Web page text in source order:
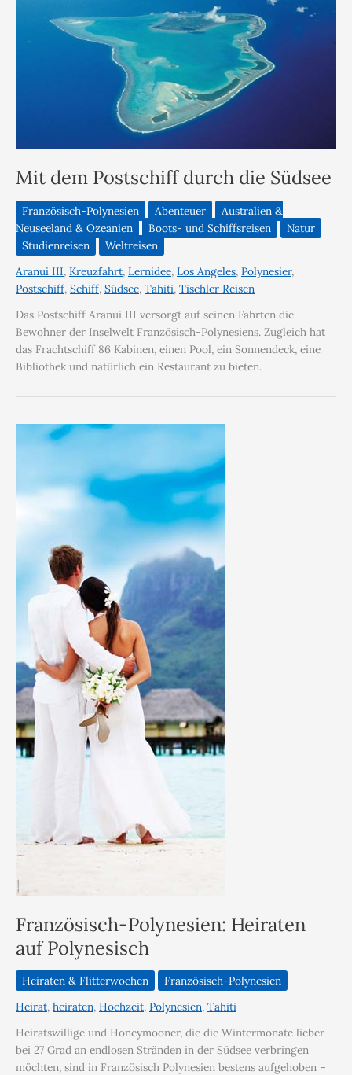
Mit dem Postschiff durch die Südsee
Französisch-Polynesien Abenteuer
Australien &
Neuseeland & Ozeanien
Boots- und Schiffsreisen
Natur
Studienreisen
Weltreisen
Aranui III, Kreuzfahrt, Lernidee, Los Angeles, Polynesier,
Postschiff, Schiff, Südsee, Tahiti, Tischler Reisen
Das Postschiff Aranui III versorgt auf seinen Fahrten die
Bewohner der Inselwelt Französisch-Polynesiens. Zugleich hat
das Frachtschiff 86 Kabinen, einen Pool, ein Sonnendeck, eine
Bibliothek und natürlich ein Restaurant zu bieten.
Französisch-Polynesien: Heiraten
auf Polynesisch
Heiraten & Flitterwochen
Französisch-Polynesien
Heirat, heiraten, Hochzeit, Polynesien, Tahiti
Heiratswillige und Honeymooner, die die Wintermonate lieber
bei 27 Grad an endlosen Stränden in der Südsee verbringen
möchten, sind in Französisch Polynesien bestens aufgehoben –